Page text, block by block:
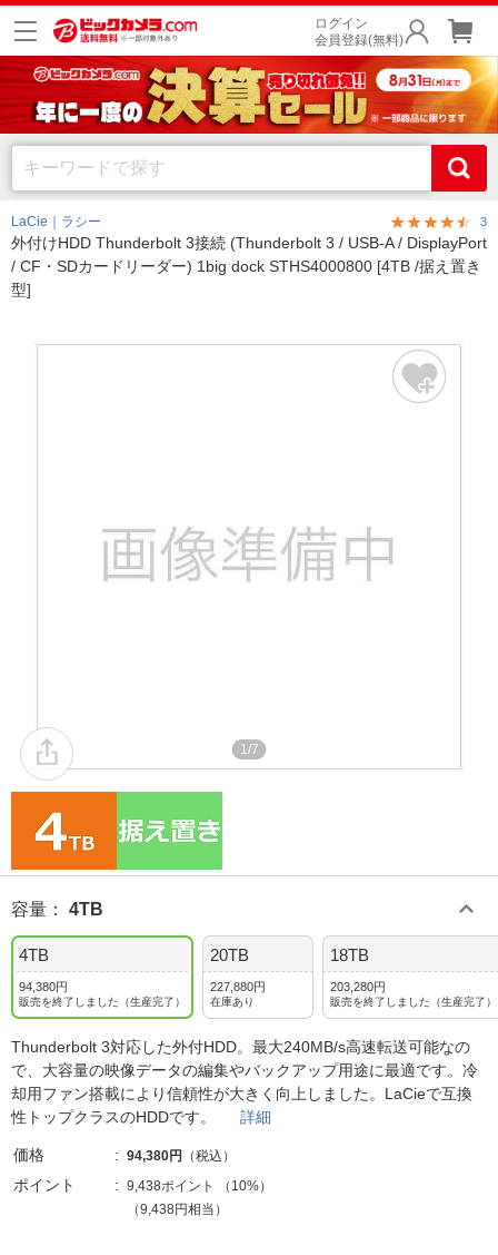
ログイン
会員登録(無料)
LaCie｜ラシー 3
外付けHDD Thunderbolt 3接続 (Thunderbolt 3 / USB-A / DisplayPort
/ CF・SDカードリーダー) 1big dock STHS4000800 [4TB /据え置き
型]
1/7
容量 ： 4TB
4TB
94,380円
販売を終了しました（生産完了）
20TB
227,880円
在庫あり
18TB
203,280円
販売を終了しました（生産完了）
Thunderbolt 3対応した外付HDD。最大240MB/s高速転送可能なの
で、大容量の映像データの編集やバックアップ用途に最適です。冷
却用ファン搭載により信頼性が大きく向上しました。LaCieで互換
性トップクラスのHDDです。 詳細
価格 94,380円 （税込）
ポイント 9,438ポイント （ 10%）
（9,438円相当）